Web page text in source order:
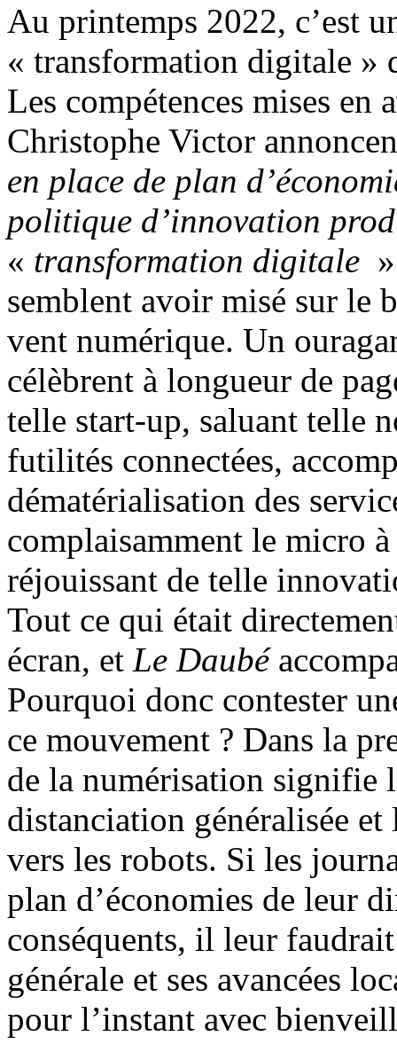
Au printemps 2022, c’est
« transformation digitale
Les compétences mises
Christophe Victor
en place de plan
politique d’innovation
« transformation digitale
semblent avoir misé sur le
vent numérique. Un
célèbrent à longueur de
telle start-up, saluant telle
futilités connectées,
dématérialisation des
complaisamment le micro
réjouissant de telle
Tout ce qui était
écran, et Le Daubé
Pourquoi donc contester
ce mouvement ? Dans la
de la numérisation signifie
distanciation généralisée et
vers les robots. Si les
plan d’économies de leur
conséquents, il leur
générale et ses avancées
pour l’instant avec